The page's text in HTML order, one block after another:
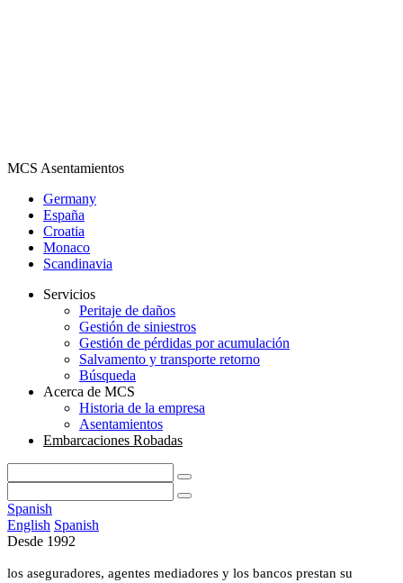
MCS Asentamientos
Germany
España
Croatia
Monaco
Scandinavia
Servicios
Peritaje de daños
Gestión de siniestros
Gestión de pérdidas por acumulación
Salvamento y transporte retorno
Búsqueda
Acerca de MCS
Historia de la empresa
Asentamientos
Embarcaciones Robadas
Spanish
English Spanish
Desde 1992
los aseguradores, agentes mediadores y los bancos prestan su